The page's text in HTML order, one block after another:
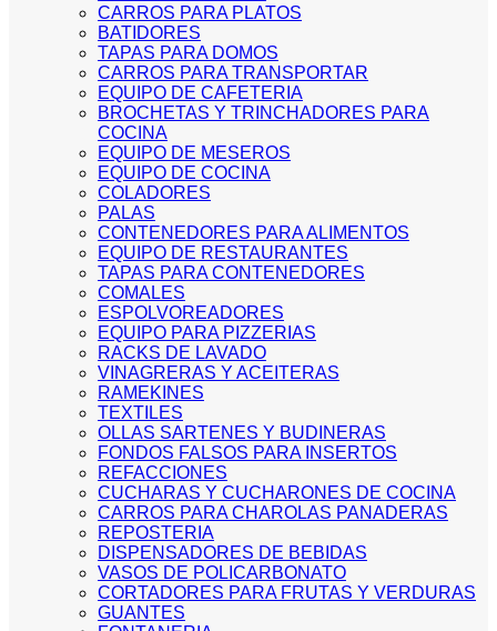
CARROS PARA PLATOS
BATIDORES
TAPAS PARA DOMOS
CARROS PARA TRANSPORTAR
EQUIPO DE CAFETERIA
BROCHETAS Y TRINCHADORES PARA
COCINA
EQUIPO DE MESEROS
EQUIPO DE COCINA
COLADORES
PALAS
CONTENEDORES PARA ALIMENTOS
EQUIPO DE RESTAURANTES
TAPAS PARA CONTENEDORES
COMALES
ESPOLVOREADORES
EQUIPO PARA PIZZERIAS
RACKS DE LAVADO
VINAGRERAS Y ACEITERAS
RAMEKINES
TEXTILES
OLLAS SARTENES Y BUDINERAS
FONDOS FALSOS PARA INSERTOS
REFACCIONES
CUCHARAS Y CUCHARONES DE COCINA
CARROS PARA CHAROLAS PANADERAS
REPOSTERIA
DISPENSADORES DE BEBIDAS
VASOS DE POLICARBONATO
CORTADORES PARA FRUTAS Y VERDURAS
GUANTES